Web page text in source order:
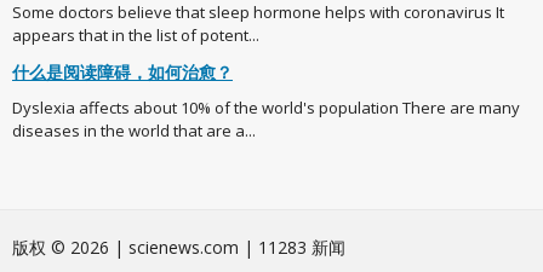
Some doctors believe that sleep hormone helps with coronavirus It
appears that in the list of potent...
什么是阅读障碍，如何治愈？
Dyslexia affects about 10% of the world's population There are many
diseases in the world that are a...
版权 © 2026 | scienews.com | 11283 新闻